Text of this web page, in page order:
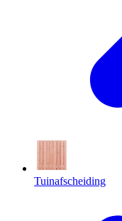
Tuinafscheiding